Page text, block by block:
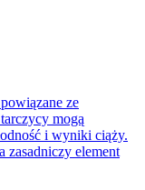
ze
mogą
i wyniki ciąży.
zasadniczy element